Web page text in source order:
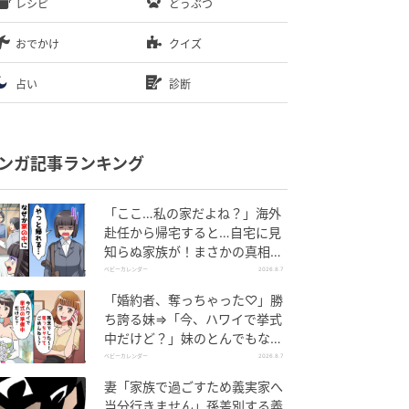
レシピ どうぶつ
おでかけ クイズ
占い 診断
ガ記事ランキング
「ここ…私の家だよね？」海外
赴任から帰宅すると…自宅に見
知らぬ家族が！まさかの真相と
は！？
ベビーカレンダー 2026.8.7
「婚約者、奪っちゃった♡」勝
ち誇る妹⇒「今、ハワイで挙式
中だけど？」妹のとんでもない
勘違いとは
ベビーカレンダー 2026.8.7
妻「家族で過ごすため義実家へ
当分行きません」孫差別する義